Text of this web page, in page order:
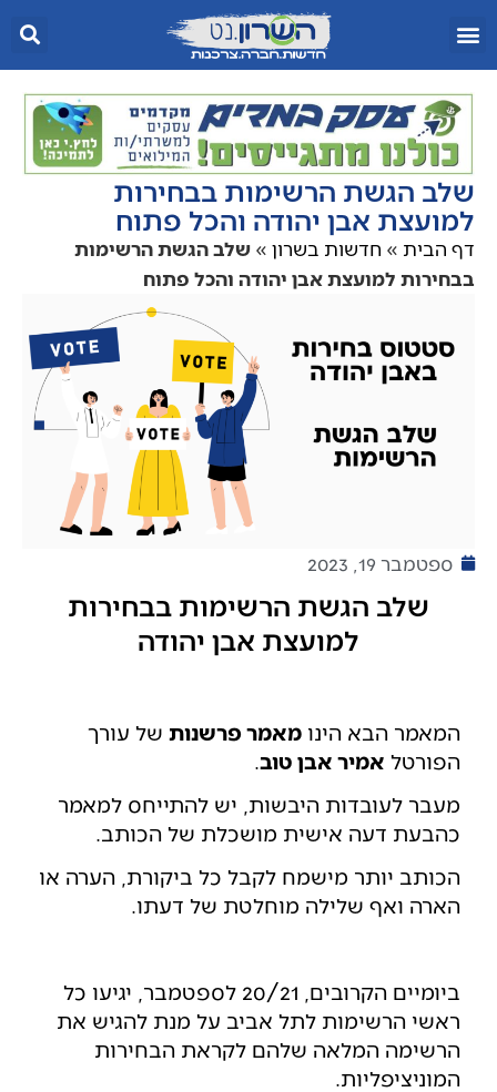
שלב הגשת הרשימות בבחירות
למועצת אבן יהודה והכל פתוח
דף הבית » חדשות בשרון » שלב הגשת הרשימות
בבחירות למועצת אבן יהודה והכל פתוח
ספטמבר 19, 2023
שלב הגשת הרשימות בבחירות
למועצת אבן יהודה
המאמר הבא הינו מאמר פרשנות של עורך
הפורטל אמיר אבן טוב.
מעבר לעובדות היבשות, יש להתייחס למאמר
כהבעת דעה אישית מושכלת של הכותב.
הכותב יותר מישמח לקבל כל ביקורת, הערה או
הארה ואף שלילה מוחלטת של דעתו.
ביומיים הקרובים, 20/21 לספטמבר, יגיעו כל
ראשי הרשימות לתל אביב על מנת להגיש את
הרשימה המלאה שלהם לקראת הבחירות
המוניציפליות.